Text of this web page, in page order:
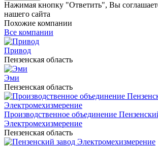
Нажимая кнопку "Ответить", Вы
нашего сайта
Похожие компании
Все компании
Привод
Пензенская область
Эми
Пензенская область
Производственное объединение
Электромехизмерение
Пензенская область